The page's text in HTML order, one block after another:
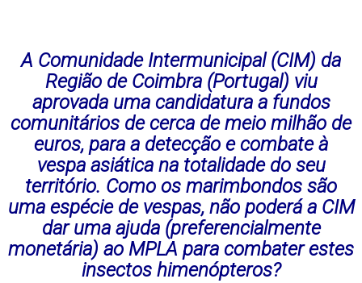
A Comunidade Intermunicipal (CIM) da
Região de Coimbra (Portugal) viu
aprovada uma candidatura a fundos
comunitários de cerca de meio milhão de
euros, para a detecção e combate à
vespa asiática na totalidade do seu
território. Como os marimbondos são
uma espécie de vespas, não poderá a CIM
dar uma ajuda (preferencialmente
monetária) ao MPLA para combater estes
insectos himenópteros?